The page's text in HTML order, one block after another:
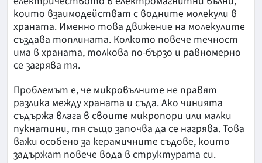
които взаимодействат с водните молекули в
храната. Именно това движение на молекулите
създава топлината. Колкото повече течност
има в храната, толкова по-бързо и равномерно
се загрява тя.
Проблемът е, че микровълните не правят
разлика между храната и съда. Ако чинията
съдържа влага в своите микропори или малки
пукнатини, тя също започва да се нагрява. Това
важи особено за керамичните съдове, които
задържат повече вода в структурата си.